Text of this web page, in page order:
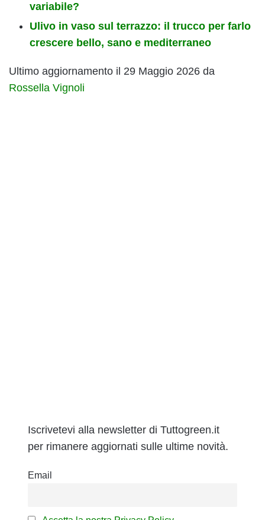
variabile?
Ulivo in vaso sul terrazzo: il trucco per farlo
crescere bello, sano e mediterraneo
Ultimo aggiornamento il 29 Maggio 2026 da
Rossella Vignoli
Iscrivetevi alla newsletter di Tuttogreen.it
per rimanere aggiornati sulle ultime novità.
Email